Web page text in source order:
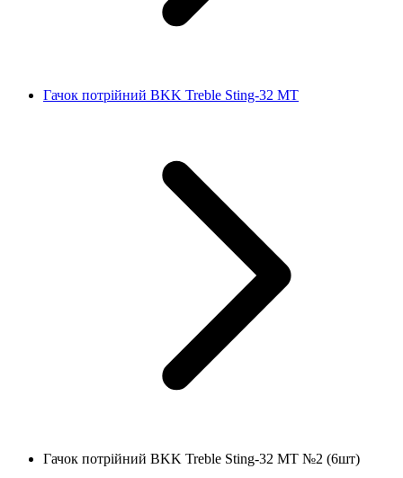
Гачок потрійний BKK Treble Sting-32 MT
Гачок потрійний BKK Treble Sting-32 MT №2 (6шт)